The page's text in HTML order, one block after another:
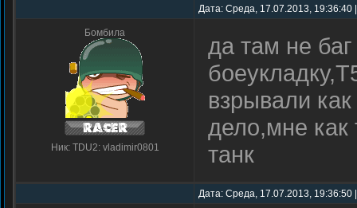
Дата: Среда, 17.07.2013,
Бомбила
Ник: TDU2: vladimir0801
да там не
взрывали
дело,мне как
танк
Дата: Среда, 17.07.2013,